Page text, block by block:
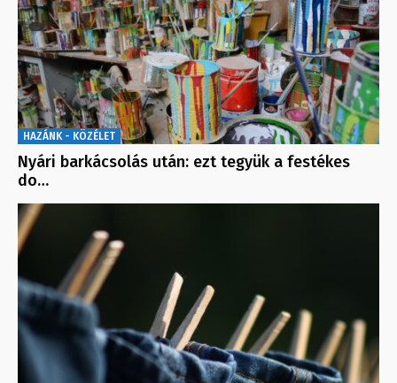
HAZÁNK - KÖZÉLET
Nyári barkácsolás után: ezt tegyük a festékes
do…